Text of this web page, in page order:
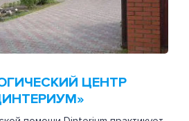
ЦЕНТР